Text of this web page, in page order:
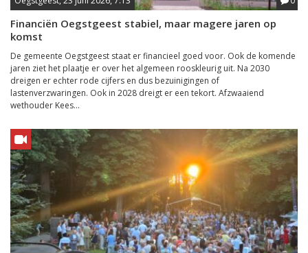
Financiën Oegstgeest stabiel, maar magere jaren op
komst
De gemeente Oegstgeest staat er financieel goed voor. Ook de komende
jaren ziet het plaatje er over het algemeen rooskleurig uit. Na 2030
dreigen er echter rode cijfers en dus bezuinigingen of
lastenverzwaringen. Ook in 2028 dreigt er een tekort. Afzwaaiend
wethouder Kees...